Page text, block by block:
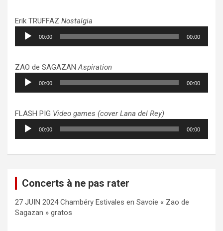
Erik TRUFFAZ Nostalgia
Lecteur
audio
00:00 00:00
ZAO de SAGAZANAspiration
Lecteur
audio
00:00 00:00
FLASH PIG Video games (cover Lana del Rey)
Lecteur
audio
00:00 00:00
Concerts à ne pas rater
27 JUIN 2024 Chambéry Estivales en Savoie « Zao de
Sagazan » gratos